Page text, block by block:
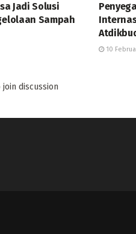
Jadi Solusi
Sampah
10
join discussion